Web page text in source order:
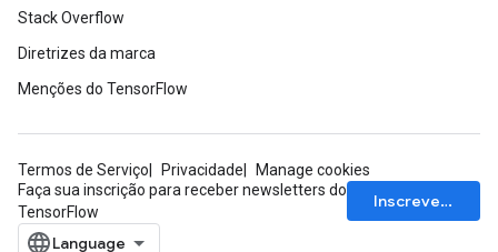
Stack Overflow
Diretrizes da marca
Menções do TensorFlow
Termos de Serviço Privacidade
Manage cookies
Faça sua inscrição para receber newsletters do
TensorFlow
Inscrever-se